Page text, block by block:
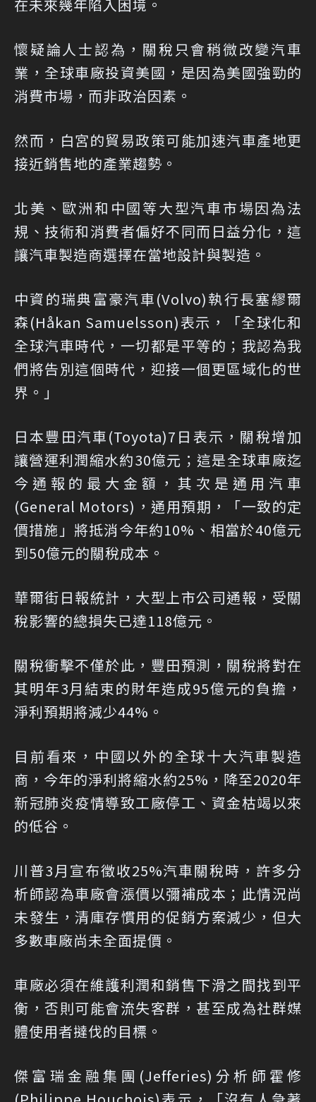
在未來幾年陷入困境。
懷疑論人士認為，關稅只會稍微改變汽車
業，全球車廠投資美國，是因為美國強勁的
消費市場，而非政治因素。
然而，白宮的貿易政策可能加速汽車產地更
接近銷售地的產業趨勢。
北美、歐洲和中國等大型汽車市場因為法
規、技術和消費者偏好不同而日益分化，這
讓汽車製造商選擇在當地設計與製造。
中資的瑞典富豪汽車(Volvo)執行長塞繆爾
森(Håkan Samuelsson)表示，「全球化和
全球汽車時代，一切都是平等的；我認為我
們將告別這個時代，迎接一個更區域化的世
界。」
日本豐田汽車(Toyota)7日表示，關稅增加
讓營運利潤縮水約30億元；這是全球車廠迄
今通報的最大金額，其次是通用汽車
(General Motors)，通用預期，「一致的定
價措施」將抵消今年約10%、相當於40億元
到50億元的關稅成本。
華爾街日報統計，大型上市公司通報，受關
稅影響的總損失已達118億元。
關稅衝擊不僅於此，豐田預測，關稅將對在
其明年3月結束的財年造成95億元的負擔，
淨利預期將減少44%。
目前看來，中國以外的全球十大汽車製造
商，今年的淨利將縮水約25%，降至2020年
新冠肺炎疫情導致工廠停工、資金枯竭以來
的低谷。
川普3月宣布徵收25%汽車關稅時，許多分
析師認為車廠會漲價以彌補成本；此情況尚
未發生，清庫存慣用的促銷方案減少，但大
多數車廠尚未全面提價。
車廠必須在維護利潤和銷售下滑之間找到平
衡，否則可能會流失客群，甚至成為社群媒
體使用者撻伐的目標。
傑富瑞金融集團(Jefferies)分析師霍修